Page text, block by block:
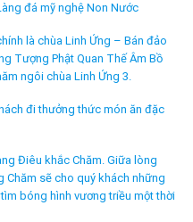
đá mỹ nghệ Non Nước
là chùa Linh Ứng – Bán đảo
Tượng Phật Quan Thế Âm Bồ
ngôi chùa Linh Ứng 3.
đi thưởng thức món ăn đặc
Điêu khắc Chăm. Giữa lòng
sẽ cho quý khách những
bóng hình vương triều một thời